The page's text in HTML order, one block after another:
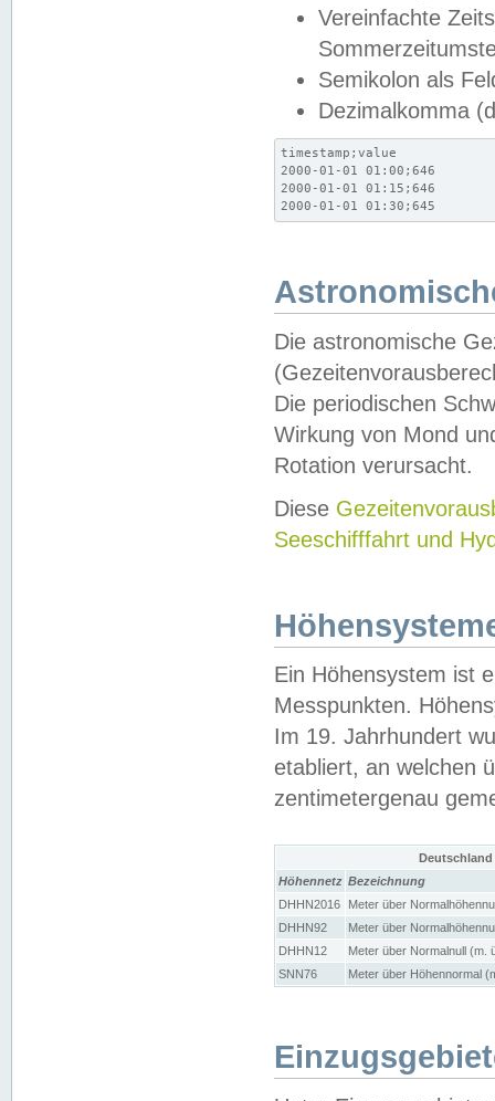
Vereinfachte
Semikolon als
Dezimalkomma
timestamp;value
2000-01-01 01:00;646
2000-01-01 01:15;646
2000-01-01 01:30;645
Die astronomische
Die periodischen
Wirkung von Mond
Rotation verursacht.
Diese
Seeschifffahrt und
Ein Höhensystem ist
Messpunkten.
Im 19. Jahrhundert
etabliert, an welchen
zentimetergenau
Höhennetz Bezeichnung
DHHN2016
Meter über
DHHN92
Meter über
DHHN12
Meter über Normalnull (m.
SNN76
Meter über Höhennormal